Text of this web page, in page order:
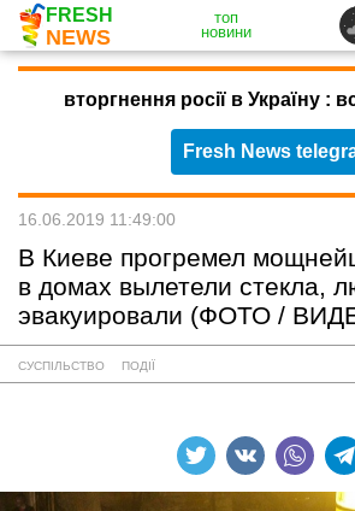
FRESH
NEWS
топ
новини
вторгнення росії в Україну :
Fresh News
16.06.2019 11:49:00
В Киеве прогремел
в домах вылетели стекла,
эвакуировали (ФОТО /
СУСПІЛЬСТВО ПОДІЇ